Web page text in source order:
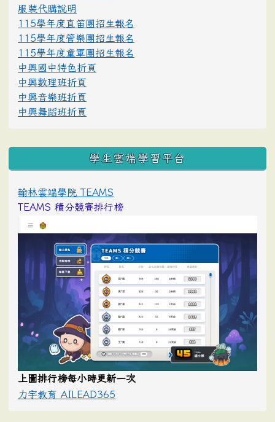
服裝代購說明
115學年度直笛團招生報名
115學年度管樂團招生報名
115學年度童軍團招生報名
中興國中特色折頁
中興數理班折頁
中興音樂班折頁
中興舞蹈班折頁
學生雲端學習平台
翰林雲端學院 TEAMS
TEAMS 積分競賽排行榜
上圖排行榜每小時更新一次
力宇教育 AILEAD365